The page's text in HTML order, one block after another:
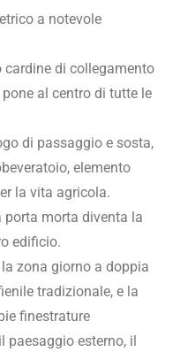
a notevole
cardine di collegamento
al centro di tutte le
di passaggio e sosta,
elemento
la vita agricola.
porta morta diventa la
edificio.
zona giorno a doppia
tradizionale, e la
finestrature
paesaggio esterno, il